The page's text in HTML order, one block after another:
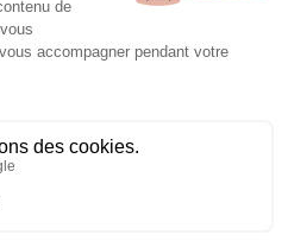
légales
de ventes
signalement